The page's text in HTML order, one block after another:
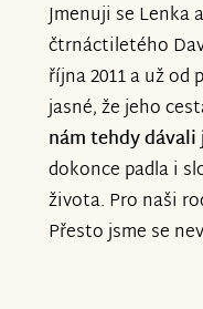
Jmenuji se Lenka
čtrnáctiletého
října 2011 a už
jasné, že jeho
nám tehdy
dokonce padla i
života. Pro naši
Přesto jsme se